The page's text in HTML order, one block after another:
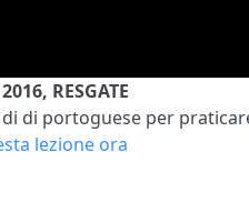
RESGATE
di portoguese per
lezione ora